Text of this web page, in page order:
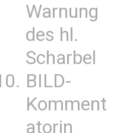
Warnung
des hl.
Scharbel
BILD-
Komment
atorin